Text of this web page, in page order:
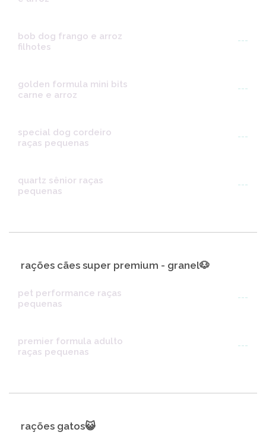
bob dog frango e arroz
filhotes
---
golden formula mini bits
carne e arroz
---
special dog cordeiro
raças pequenas
---
quartz sênior raças
pequenas
---
rações cães super premium - granel🐶
pet performance raças
pequenas
---
premier formula adulto
raças pequenas
---
rações gatos😺